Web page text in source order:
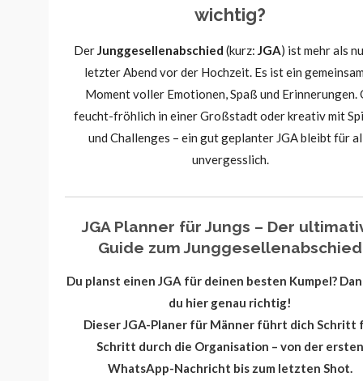
wichtig?
DerJunggesellenabschied (kurz: JGA) ist mehr als
letzter Abend vor der Hochzeit. Es ist ein
Moment voller Emotionen, Spaß und Erinnerungen.
feucht-fröhlich in einer Großstadt oder kreativ mit
und Challenges – ein gut geplanter JGA bleibt für
unvergesslich.
JGA Planner für Jungs – Der
Guide zum Junggesellenabschied
Du planst einen JGA für deinen besten Kumpel?
du hier genau richtig!
Dieser JGA-Planer für Männer führt dich Schritt
Schritt durch die Organisation – von der ersten
WhatsApp-Nachricht bis zum letzten Shot.